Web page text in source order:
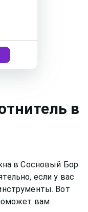
в
в Сосновый Бор
если у вас
Вот
вам